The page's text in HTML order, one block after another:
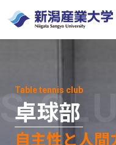
Table tennis club
卓球部
自主性と人